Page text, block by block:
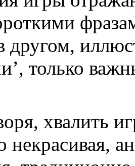
другом,
только
хвалить
некрасивая,